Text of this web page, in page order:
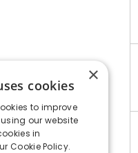
×
cookies
to improve
our website
in
Cookie Policy.